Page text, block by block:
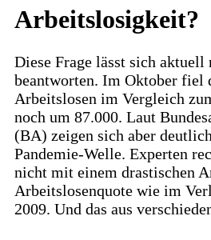
Arbeitslosigkeit?
Diese Frage lässt sich
beantworten. Im Oktober fiel
Arbeitslosen im Vergleich
noch um 87.000. Laut
(BA) zeigen sich aber
Pandemie-Welle. Experten
nicht mit einem drastischen
Arbeitslosenquote wie im
2009. Und das aus